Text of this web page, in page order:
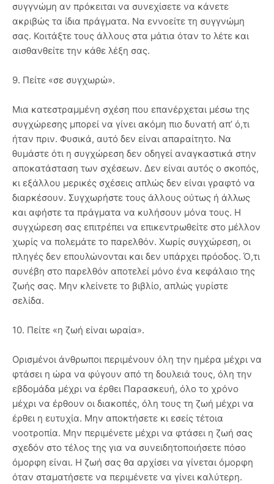
συγγνώμη αν πρόκειται να συνεχίσετε να κάνετε
ακριβώς τα ίδια πράγματα. Να εννοείτε τη συγγνώμη
σας. Κοιτάξτε τους άλλους στα μάτια όταν το λέτε και
αισθανθείτε την κάθε λέξη σας.
9. Πείτε «σε συγχωρώ».
Μια κατεστραμμένη σχέση που επανέρχεται μέσω της
συγχώρεσης μπορεί να γίνει ακόμη πιο δυνατή απ’ ό,τι
ήταν πριν. Φυσικά, αυτό δεν είναι απαραίτητο. Να
θυμάστε ότι η συγχώρεση δεν οδηγεί αναγκαστικά στην
αποκατάσταση των σχέσεων. Δεν είναι αυτός ο σκοπός,
κι εξάλλου μερικές σχέσεις απλώς δεν είναι γραφτό να
διαρκέσουν. Συγχωρήστε τους άλλους ούτως ή άλλως
και αφήστε τα πράγματα να κυλήσουν μόνα τους. Η
συγχώρεση σας επιτρέπει να επικεντρωθείτε στο μέλλον
χωρίς να πολεμάτε το παρελθόν. Χωρίς συγχώρεση, οι
πληγές δεν επουλώνονται και δεν υπάρχει πρόοδος. Ό,τι
συνέβη στο παρελθόν αποτελεί μόνο ένα κεφάλαιο της
ζωής σας. Μην κλείνετε το βιβλίο, απλώς γυρίστε
σελίδα.
10. Πείτε «η ζωή είναι ωραία».
Ορισμένοι άνθρωποι περιμένουν όλη την ημέρα μέχρι να
φτάσει η ώρα να φύγουν από τη δουλειά τους, όλη την
εβδομάδα μέχρι να έρθει Παρασκευή, όλο το χρόνο
μέχρι να έρθουν οι διακοπές, όλη τους τη ζωή μέχρι να
έρθει η ευτυχία. Μην αποκτήσετε κι εσείς τέτοια
νοοτροπία. Μην περιμένετε μέχρι να φτάσει η ζωή σας
σχεδόν στο τέλος της για να συνειδητοποιήσετε πόσο
όμορφη είναι. Η ζωή σας θα αρχίσει να γίνεται όμορφη
όταν σταματήσετε να περιμένετε να γίνει καλύτερη.